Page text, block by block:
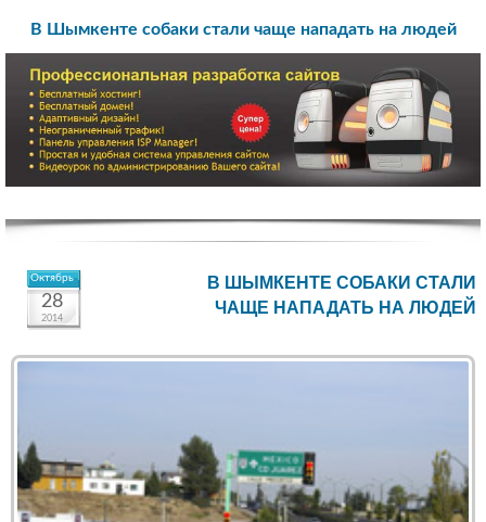
В Шымкенте собаки стали чаще нападать на людей
Октябрь
28
2014
В ШЫМКЕНТЕ СОБАКИ СТАЛИ
ЧАЩЕ НАПАДАТЬ НА ЛЮДЕЙ